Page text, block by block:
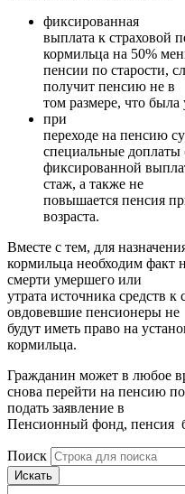
фиксированная
выплата к страховой
кормильца на 50%
пенсии по старости,
получит пенсию не в
том размере, что
при
переходе на пенсию
специальные
фиксированной
стаж, а также не
повышается пенсия
возраста.
Вместе с тем, для
кормильца необходим факт
смерти умершего или
утрата источника средств
овдовевшие пенсионеры не
будут иметь право на
кормильца.
Гражданин может в любое
снова перейти на пенсию
подать заявление в
Пенсионный фонд, пенсия
Поиск
Искать